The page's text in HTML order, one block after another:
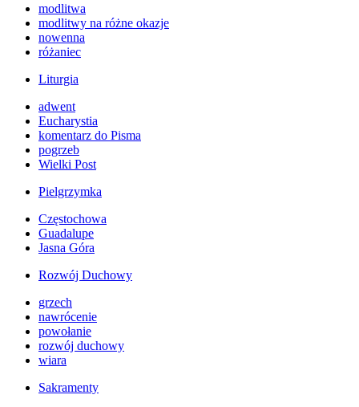
modlitwa
modlitwy na różne okazje
nowenna
różaniec
Liturgia
adwent
Eucharystia
komentarz do Pisma
pogrzeb
Wielki Post
Pielgrzymka
Częstochowa
Guadalupe
Jasna Góra
Rozwój Duchowy
grzech
nawrócenie
powołanie
rozwój duchowy
wiara
Sakramenty